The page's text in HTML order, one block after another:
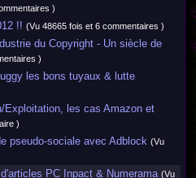
)
!! (Vu 48665 fois et 6 commentaires )
du Copyright - Un siècle de
)
les bons tuyaux & lutte
Exploitation, les cas Amazon et
)
pseudo-sociale avec Adblock (Vu
PC Inpact & Numerama (Vu